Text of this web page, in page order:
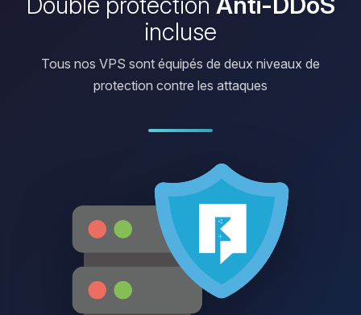
incluse
Tous nos VPS sont équipés de deux niveaux de
protection contre les attaques